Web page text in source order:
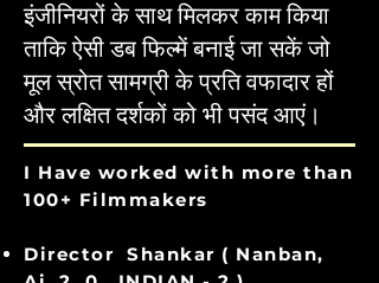
इंजीनियरों के साथ मिलकर काम किया
ताकि ऐसी डब फिल्में बनाई जा सकें जो
मूल स्रोत सामग्री के प्रति वफादार हों
और लक्षित दर्शकों को भी पसंद आएं।
I Have worked with more than
100+ Filmmakers
Director Shankar ( Nanban,